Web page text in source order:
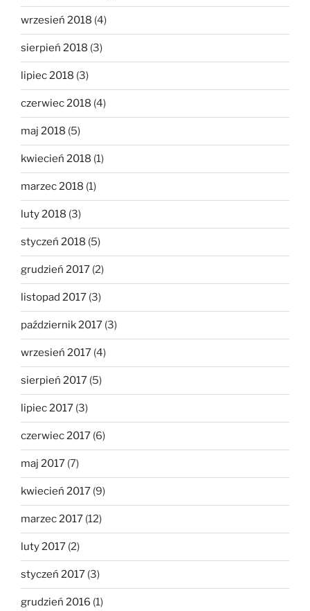
wrzesień 2018 (4)
sierpień 2018 (3)
lipiec 2018 (3)
czerwiec 2018 (4)
maj 2018 (5)
kwiecień 2018 (1)
marzec 2018 (1)
luty 2018 (3)
styczeń 2018 (5)
grudzień 2017 (2)
listopad 2017 (3)
październik 2017 (3)
wrzesień 2017 (4)
sierpień 2017 (5)
lipiec 2017 (3)
czerwiec 2017 (6)
maj 2017 (7)
kwiecień 2017 (9)
marzec 2017 (12)
luty 2017 (2)
styczeń 2017 (3)
grudzień 2016 (1)